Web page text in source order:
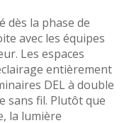
dès la phase de
avec les équipes
Les espaces
entièrement
DEL à double
sans fil. Plutôt que
la lumière